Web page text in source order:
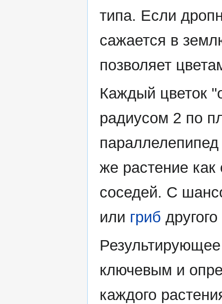
типа. Если
сажается в
позволяет
Каждый цветок
радиусом 2 по
же растение как
соседей. С
или гриб
ключевым и
каждого